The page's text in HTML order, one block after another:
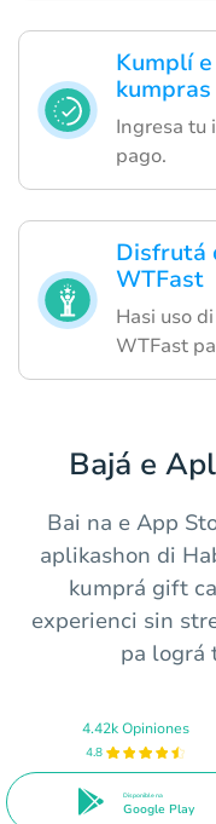
Kumplí
kumpras
Ingresa tu
pago.
Disfrutá
WTFast
Hasi uso
WTFast
Bajá e
Bai na e App
aplikashon di
kumprá gift
experienci sin
pa lográ
4.42k Opiniones
4.8
Disponible na
Google Play